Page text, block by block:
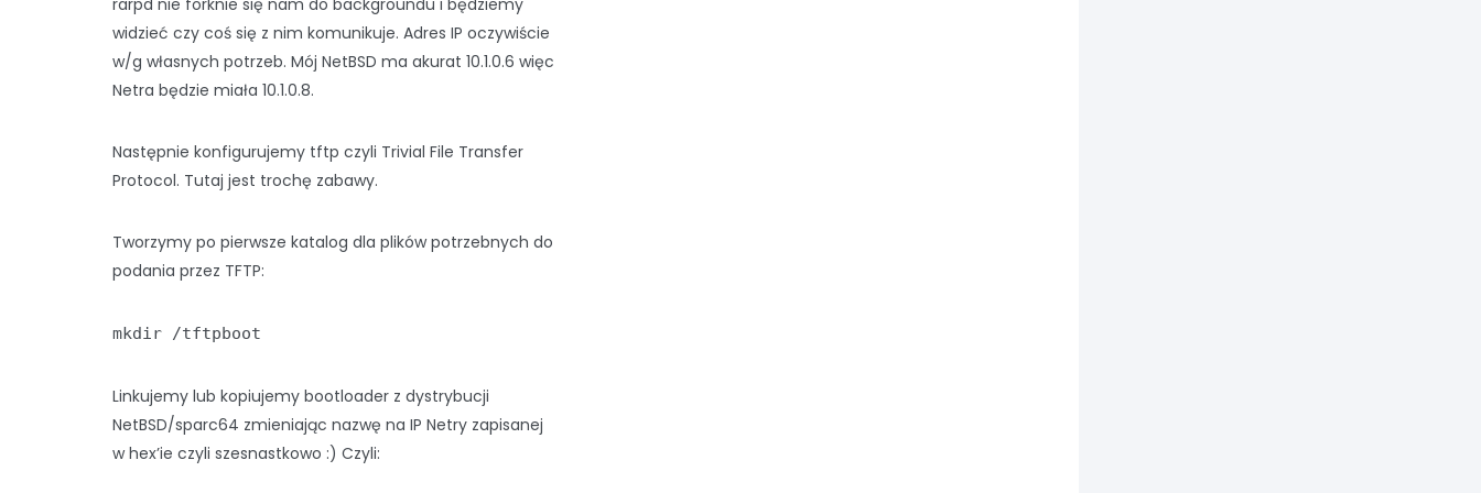
rarpd nie forknie się nam do backgroundu i będziemy
widzieć czy coś się z nim komunikuje. Adres IP oczywiście
w/g własnych potrzeb. Mój NetBSD ma akurat 10.1.0.6 więc
Netra będzie miała 10.1.0.8.
Następnie konfigurujemy tftp czyli Trivial File Transfer
Protocol. Tutaj jest trochę zabawy.
Tworzymy po pierwsze katalog dla plików potrzebnych do
podania przez TFTP:
mkdir /tftpboot
Linkujemy lub kopiujemy bootloader z dystrybucji
NetBSD/sparc64 zmieniając nazwę na IP Netry zapisanej
w hex’ie czyli szesnastkowo :) Czyli: